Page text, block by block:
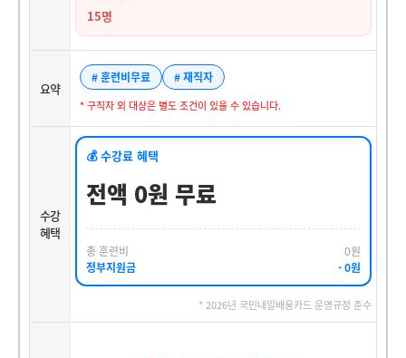
15명
요약
# 훈련비무료 # 재직자
* 구직자 외 대상은 별도 조건이 있을 수 있습니다.
수강
혜택
💰 수강료 혜택
전액 0원 무료
총 훈련비
0원
정부지원금
- 0원
* 2026년 국민내일배움카드 운영규정 준수